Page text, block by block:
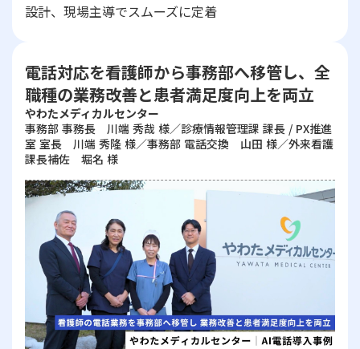
設計、現場主導でスムーズに定着
電話対応を看護師から事務部へ移管し、全
職種の業務改善と患者満足度向上を両立
やわたメディカルセンター
事務部 事務長 川端 秀哉 様／診療情報管理課 課長 / PX推進
室 室長 川端 秀隆 様／事務部 電話交換 山田 様／外来看護
課長補佐 堀名 様